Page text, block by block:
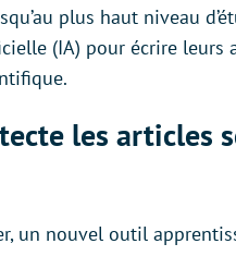
plus haut niveau
(IA) pour écrire leurs
les articles
un nouvel outil